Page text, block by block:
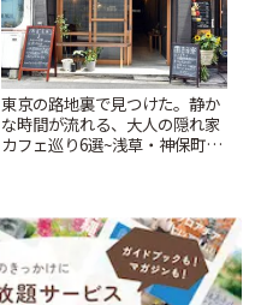
東京の路地裏で見つけた。静か
な時間が流れる、大人の隠れ家
カフェ巡り6選~浅草・神保町・